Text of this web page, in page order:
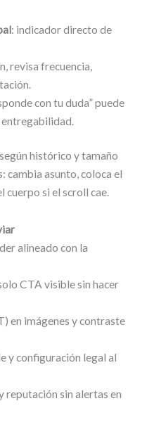
: indicador directo de
revisa frecuencia,
con tu duda” puede
histórico y tamaño
cambia asunto, coloca el
cuerpo si el scroll cae.
alineado con la
CTA visible sin hacer
en imágenes y contraste
y configuración legal al
reputación sin alertas en